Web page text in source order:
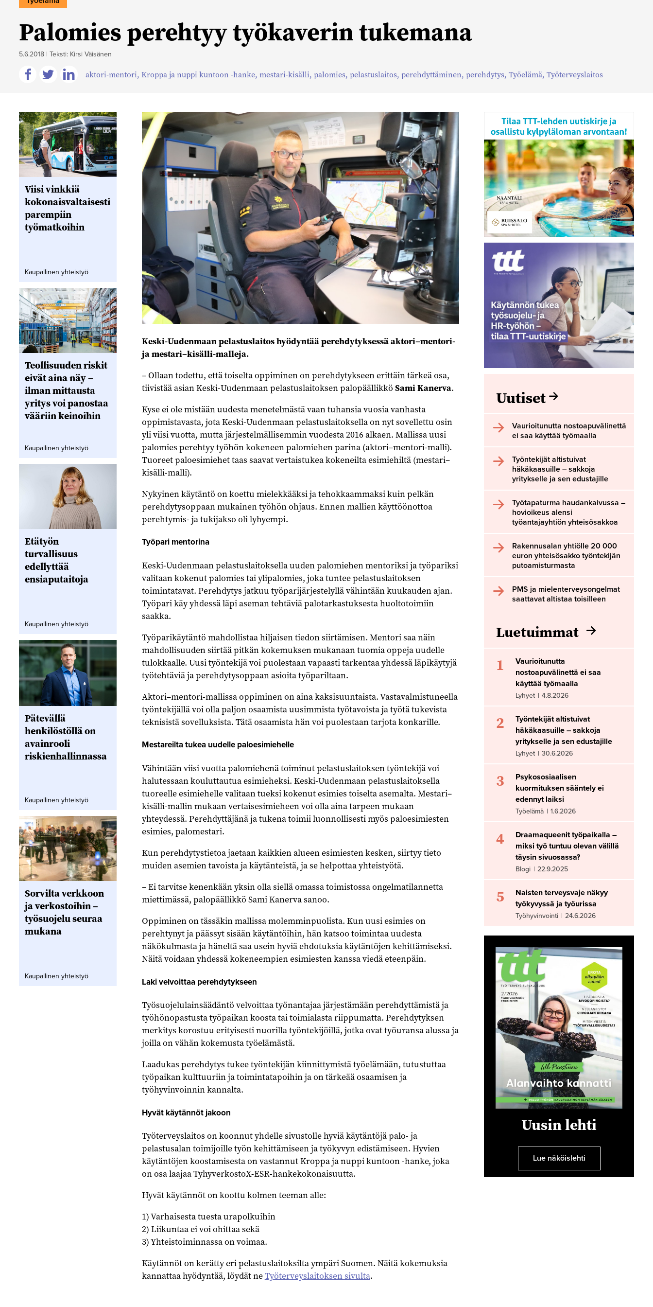
Palomies perehtyy työkaverin tukemana
5.6.2018 | Teksti: Kirsi Väisänen
Facebookissa
Twitterissä
Linkedinissä
aktori-mentori, Kroppa ja nuppi kuntoon -hanke, mestari-kisälli, palomies, pelastuslaitos, perehdyttäminen, perehdytys, Työelämä, Työterveyslaitos
Keski-Uudenmaan pelastuslaitos hyödyntää perehdytyksessä aktori–mentori-
ja mestari–kisälli-malleja.
– Ollaan todettu, että toiselta oppiminen on perehdytykseen erittäin tärkeä osa,
tiivistää asian Keski-Uudenmaan pelastuslaitoksen palopäällikkö Sami Kanerva.
Kyse ei ole mistään uudesta menetelmästä vaan tuhansia vuosia vanhasta
oppimistavasta, jota Keski-Uudenmaan pelastuslaitoksella on nyt sovellettu osin
yli viisi vuotta, mutta järjestelmällisemmin vuodesta 2016 alkaen. Mallissa uusi
palomies perehtyy työhön kokeneen palomiehen parina (aktori–mentori-malli).
Tuoreet paloesimiehet taas saavat vertaistukea kokeneilta esimiehiltä (mestari–
kisälli-malli).
Nykyinen käytäntö on koettu mielekkääksi ja tehokkaammaksi kuin pelkän
perehdytysoppaan mukainen työhön ohjaus. Ennen mallien käyttöönottoa
perehtymis- ja tukijakso oli lyhyempi.
Työpari mentorina
Keski-Uudenmaan pelastuslaitoksella uuden palomiehen mentoriksi ja työpariksi
valitaan kokenut palomies tai ylipalomies, joka tuntee pelastuslaitoksen
toimintatavat. Perehdytys jatkuu työparijärjestelyllä vähintään kuukauden ajan.
Työpari käy yhdessä läpi aseman tehtäviä palotarkastuksesta huoltotoimiin
saakka.
Työparikäytäntö mahdollistaa hiljaisen tiedon siirtämisen. Mentori saa näin
mahdollisuuden siirtää pitkän kokemuksen mukanaan tuomia oppeja uudelle
tulokkaalle. Uusi työntekijä voi puolestaan vapaasti tarkentaa yhdessä läpikäytyjä
työtehtäviä ja perehdytysoppaan asioita työpariltaan.
Aktori–mentori-mallissa oppiminen on aina kaksisuuntaista. Vastavalmistuneella
työntekijällä voi olla paljon osaamista uusimmista työtavoista ja työtä tukevista
teknisistä sovelluksista. Tätä osaamista hän voi puolestaan tarjota konkarille.
Mestareilta tukea uudelle paloesimiehelle
Vähintään viisi vuotta palomiehenä toiminut pelastuslaitoksen työntekijä voi
halutessaan kouluttautua esimieheksi. Keski-Uudenmaan pelastuslaitoksella
tuoreelle esimiehelle valitaan tueksi kokenut esimies toiselta asemalta. Mestari–
kisälli-mallin mukaan vertaisesimieheen voi olla aina tarpeen mukaan
yhteydessä. Perehdyttäjänä ja tukena toimii luonnollisesti myös paloesimiesten
esimies, palomestari.
Kun perehdytystietoa jaetaan kaikkien alueen esimiesten kesken, siirtyy tieto
muiden asemien tavoista ja käytänteistä, ja se helpottaa yhteistyötä.
– Ei tarvitse kenenkään yksin olla siellä omassa toimistossa ongelmatilannetta
miettimässä, palopäällikkö Sami Kanerva sanoo.
Oppiminen on tässäkin mallissa molemminpuolista. Kun uusi esimies on
perehtynyt ja päässyt sisään käytäntöihin, hän katsoo toimintaa uudesta
näkökulmasta ja häneltä saa usein hyviä ehdotuksia käytäntöjen kehittämiseksi.
Näitä voidaan yhdessä kokeneempien esimiesten kanssa viedä eteenpäin.
Laki velvoittaa perehdytykseen
Työsuojelulainsäädäntö velvoittaa työnantajaa järjestämään perehdyttämistä ja
työhönopastusta työpaikan koosta tai toimialasta riippumatta. Perehdytyksen
merkitys korostuu erityisesti nuorilla työntekijöillä, jotka ovat työuransa alussa ja
joilla on vähän kokemusta työelämästä.
Laadukas perehdytys tukee työntekijän kiinnittymistä työelämään, tutustuttaa
työpaikan kulttuuriin ja toimintatapoihin ja on tärkeää osaamisen ja
työhyvinvoinnin kannalta.
Hyvät käytännöt jakoon
Työterveyslaitos on koonnut yhdelle sivustolle hyviä käytäntöjä palo- ja
pelastusalan toimijoille työn kehittämiseen ja työkyvyn edistämiseen. Hyvien
käytäntöjen koostamisesta on vastannut Kroppa ja nuppi kuntoon -hanke, joka
on osa laajaa TyhyverkostoX-ESR-hankekokonaisuutta.
Hyvät käytännöt on koottu kolmen teeman alle:
1) Varhaisesta tuesta urapolkuihin
2) Liikuntaa ei voi ohittaa sekä
3) Yhteistoiminnassa on voimaa.
Käytännöt on kerätty eri pelastuslaitoksilta ympäri Suomen. Näitä kokemuksia
kannattaa hyödyntää, löydät neTyöterveyslaitoksen sivulta.
Viisi vinkkiä
kokonaisvaltaisesti
parempiin
työmatkoihin
Kaupallinen yhteistyö
Teollisuuden riskit
eivät aina näy –
ilman mittausta
yritys voi panostaa
vääriin keinoihin
Kaupallinen yhteistyö
Etätyön
turvallisuus
edellyttää
ensiaputaitoja
Kaupallinen yhteistyö
Pätevällä
henkilöstöllä on
avainrooli
riskienhallinnassa
Kaupallinen yhteistyö
Sorvilta verkkoon
ja verkostoihin –
työsuojelu seuraa
mukana
Kaupallinen yhteistyö
Uutiset
Vaurioitunutta nostoapuvälinettä
ei saa käyttää työmaalla
Työntekijät altistuivat
häkäkaasuille – sakkoja
yritykselle ja sen edustajille
Työtapaturma haudankaivussa –
hovioikeus alensi
työantajayhtiön yhteisösakkoa
Rakennusalan yhtiölle 20 000
euron yhteisösakko työntekijän
putoamisturmasta
PMS ja mielenterveysongelmat
saattavat altistaa toisilleen
Luetuimmat
1
Vaurioitunutta
nostoapuvälinettä ei saa
käyttää työmaalla
Lyhyet | 4.8.2026
2
Työntekijät altistuivat
häkäkaasuille – sakkoja
yritykselle ja sen edustajille
Lyhyet | 30.6.2026
3
Psykososiaalisen
kuormituksen sääntely ei
edennyt laiksi
Työelämä | 1.6.2026
4
Draamaqueenit työpaikalla –
miksi työ tuntuu olevan välillä
täysin sivuosassa?
Blogi | 22.9.2025
5
Naisten terveysvaje näkyy
työkyvyssä ja työurissa
Työhyvinvointi | 24.6.2026
Uusin lehti
Lue näköislehti